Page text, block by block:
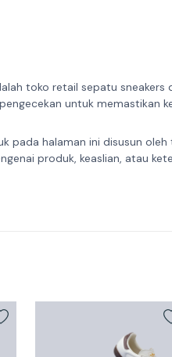
toko retail sepatu
untuk memastikan
pada halaman ini disusun
produk, keaslian, atau